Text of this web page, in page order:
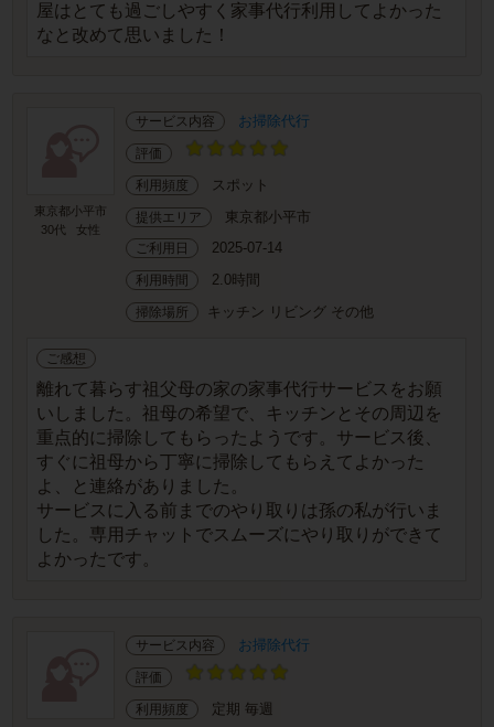
屋はとても過ごしやすく家事代行利用してよかった
なと改めて思いました！
東京都小平市
30代
女性
サービス内容 お掃除代行
評価
利用頻度 スポット
提供エリア 東京都小平市
ご利用日 2025-07-14
利用時間 2.0時間
掃除場所 キッチン リビング その他
ご感想
離れて暮らす祖父母の家の家事代行サービスをお願
いしました。祖母の希望で、キッチンとその周辺を
重点的に掃除してもらったようです。サービス後、
すぐに祖母から丁寧に掃除してもらえてよかった
よ、と連絡がありました。
サービスに入る前までのやり取りは孫の私が行いま
した。専用チャットでスムーズにやり取りができて
よかったです。
サービス内容 お掃除代行
評価
利用頻度 定期 毎週